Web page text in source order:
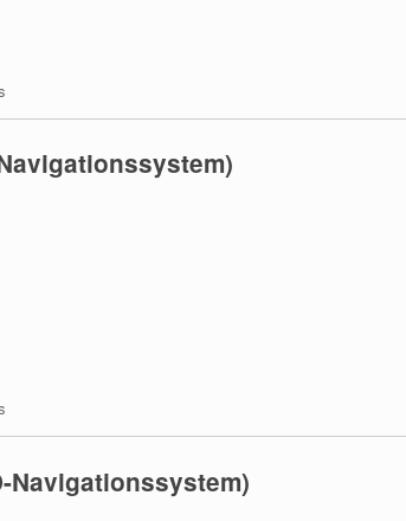
Navigationssystem)